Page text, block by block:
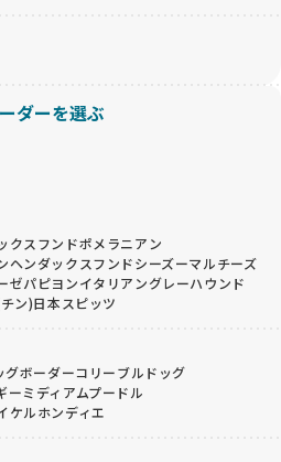
ダーを選ぶ
クスフンドポメラニアン
ヘンダックスフンドシーズーマルチーズ
ゼパピヨンイタリアングレーハウンド
ン)日本スピッツ
グボーダーコリーブルドッグ
ーミディアムプードル
ケルホンディエ